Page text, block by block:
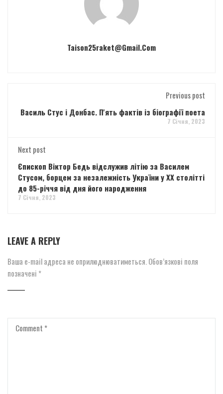
Taison25raket@gmail.com
Previous post
Василь Стус і Донбас. П'ять фактів із біографії поета
7 Січня, 2023
Next post
Єпископ Віктор Бедь відслужив літію за Василем
Стусом, борцем за незалежність України у ХХ столітті
до 85-річчя від дня його народження
7 Січня, 2023
LEAVE A REPLY
Ваша e-mail адреса не оприлюднюватиметься. Обов’язкові поля
позначені *